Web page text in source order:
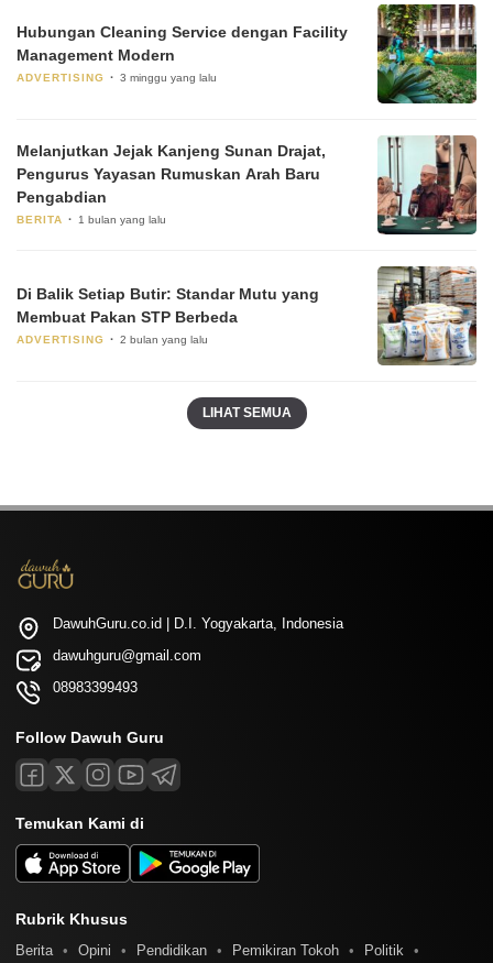
Hubungan Cleaning Service dengan Facility
Management Modern
ADVERTISING 3 minggu yang lalu
Melanjutkan Jejak Kanjeng Sunan Drajat,
Pengurus Yayasan Rumuskan Arah Baru
Pengabdian
BERITA 1 bulan yang lalu
Di Balik Setiap Butir: Standar Mutu yang
Membuat Pakan STP Berbeda
ADVERTISING 2 bulan yang lalu
LIHAT SEMUA
DawuhGuru.co.id | D.I. Yogyakarta, Indonesia
dawuhguru@gmail.com
08983399493
Follow Dawuh Guru
Temukan Kami di
Rubrik Khusus
Berita Opini Pendidikan Pemikiran Tokoh
Politik